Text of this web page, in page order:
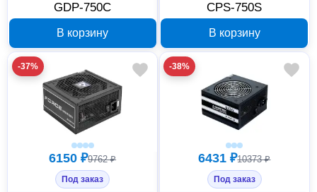
GDP-750C
В корзину
CPS-750S
В корзину
-37%
6150 ₽9762 ₽
Под заказ
-38%
6431 ₽10373 ₽
Под заказ